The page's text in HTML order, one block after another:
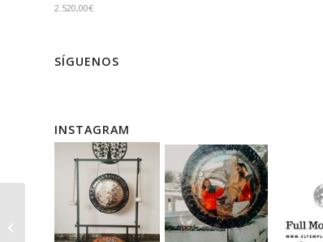
2.520,00€
SÍGUENOS
INSTAGRAM
Maza Paiste M8